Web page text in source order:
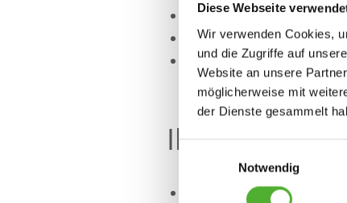
Diese Webseite
Wir verwenden Cookies,
und die Zugriffe auf
Website an unsere
möglicherweise mit
der Dienste gesammelt
Einwilligungsauswahl
Notwendig
Attraktive
Attraktive
Kostenlose Getränke
Ihre
als Bezugsperson